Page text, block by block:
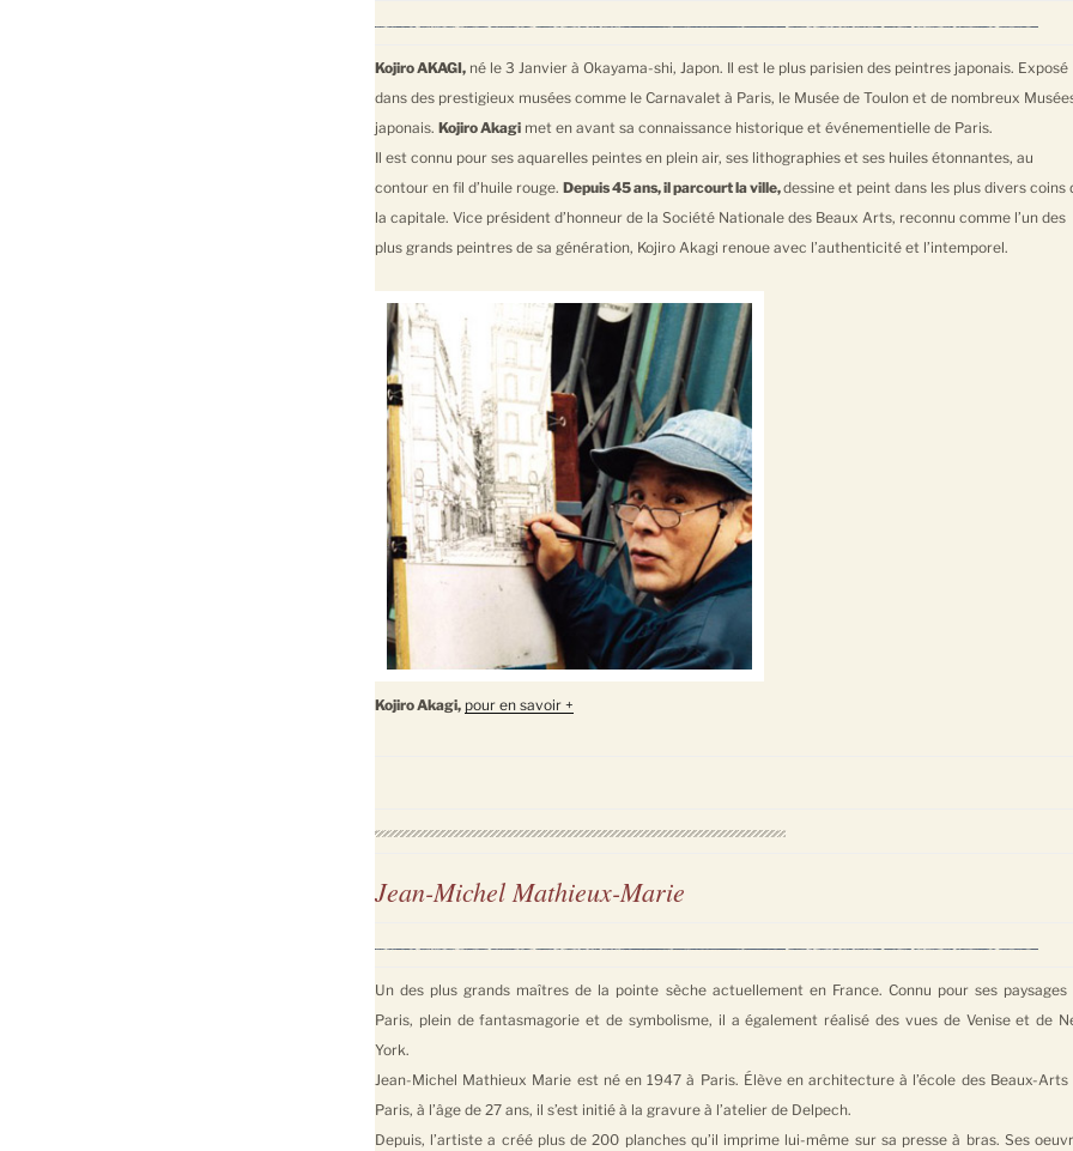
Kojiro AKAGI, né le 3 Janvier à Okayama-shi, Japon. Il est le plus parisien des peintres japonais. Exposé
dans des prestigieux musées comme le Carnavalet à Paris, le Musée de Toulon et de nombreux
japonais. Kojiro Akagi met en avant sa connaissance historique et événementielle de Paris.
Il est connu pour ses aquarelles peintes en plein air, ses lithographies et ses huiles étonnantes, au
contour en fil d’huile rouge. Depuis 45 ans, il parcourt la ville,dessine et peint dans les plus divers coins
la capitale. Vice président d’honneur de la Société Nationale des Beaux Arts, reconnu comme l’un des
plus grands peintres de sa génération, Kojiro Akagi renoue avec l’authenticité et l’intemporel.
Kojiro Akagi, pour en savoir +
Jean-Michel Mathieux-Marie
Un des plus grands maîtres de la pointe sèche actuellement en France. Connu pour ses paysages
Paris, plein de fantasmagorie et de symbolisme, il a également réalisé des vues de Venise et de
York.
Jean-Michel Mathieux Marie est né en 1947 à Paris. Élève en architecture à l’école des Beaux-Arts
Paris, à l’âge de 27 ans, il s’est initié à la gravure à l’atelier de Delpech.
Depuis, l’artiste a créé plus de 200 planches qu’il imprime lui-même sur sa presse à bras. Ses